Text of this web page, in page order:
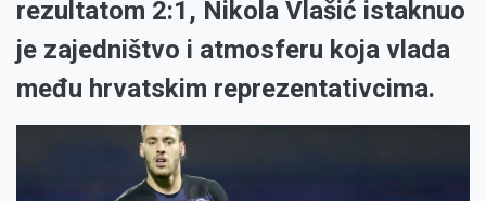
rezultatom 2:1, Nikola Vlašić istaknuo
je zajedništvo i atmosferu koja vlada
među hrvatskim reprezentativcima.